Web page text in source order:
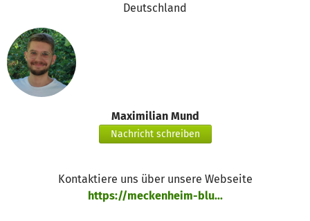
Deutschland
Maximilian Mund
Nachricht schreiben
Kontaktiere uns über unsere Webseite
https://meckenheim-blu...